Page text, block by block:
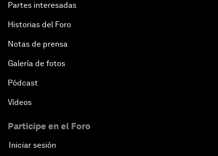
Partes interesadas
Historias del Foro
Notas de prensa
Galería de fotos
Pódcast
Vídeos
Participe en el Foro
Iniciar sesión